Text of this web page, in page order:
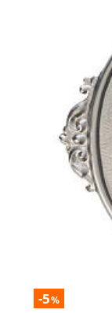
-5%